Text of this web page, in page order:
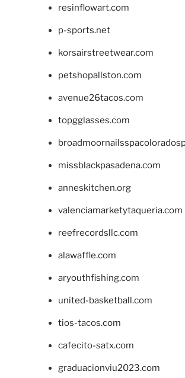
resinflowart.com
p-sports.net
korsairstreetwear.com
petshopallston.com
avenue26tacos.com
topgglasses.com
missblackpasadena.com
anneskitchen.org
valenciamarketytaqueria.com
reefrecordsllc.com
alawaffle.com
aryouthfishing.com
united-basketball.com
tios-tacos.com
cafecito-satx.com
graduacionviu2023.com